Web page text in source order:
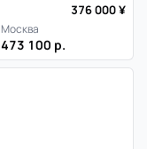
376 000 ¥
Москва
473 100 р.